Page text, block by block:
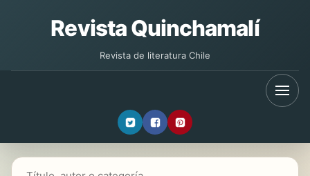
Revista Quinchamalí
Revista de literatura Chile